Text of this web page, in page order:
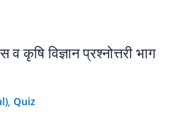
कृषि विज्ञान प्रश्नोत्तरी भाग
Quiz